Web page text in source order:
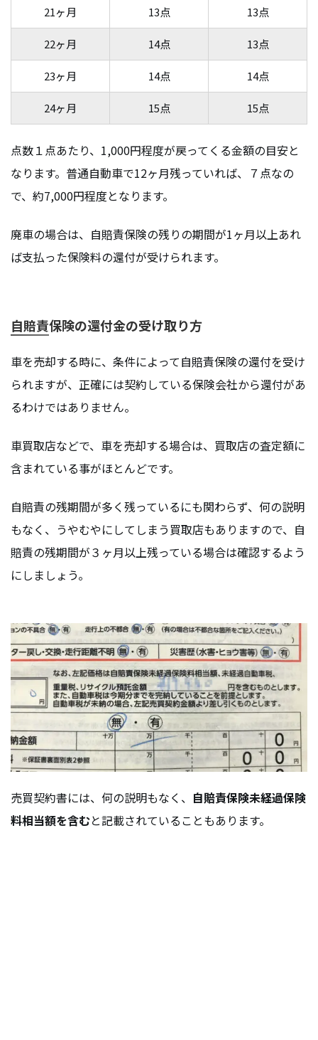
21ヶ月 13点 13点
22ヶ月 14点 13点
23ヶ月 14点 14点
24ヶ月 15点 15点
点数１点あたり、1,000円程度が戻ってくる金額の目安と
なります。普通自動車で12ヶ月残っていれば、７点なの
で、約7,000円程度となります。
廃車の場合は、自賠責保険の残りの期間が1ヶ月以上あれ
ば支払った保険料の還付が受けられます。
自賠責保険の還付金の受け取り方
車を売却する時に、条件によって自賠責保険の還付を受け
られますが、正確には契約している保険会社から還付があ
るわけではありません。
車買取店などで、車を売却する場合は、買取店の査定額に
含まれている事がほとんどです。
自賠責の残期間が多く残っているにも関わらず、何の説明
もなく、うやむやにしてしまう買取店もありますので、自
賠責の残期間が３ヶ月以上残っている場合は確認するよう
にしましょう。
売買契約書には、何の説明もなく、 自賠責保険未経過保険
料相当額を含むと記載されていることもあります。